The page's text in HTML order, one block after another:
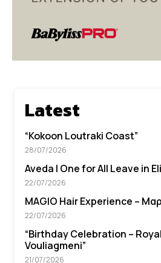
Latest
“Kokoon Loutraki Coast”
28/07/2026
Aveda I One for All Leave in
22/07/2026
MAGIO Hair Experience –
22/07/2026
“Βirthday Celebration –
Vouliagmeni”
21/07/2026